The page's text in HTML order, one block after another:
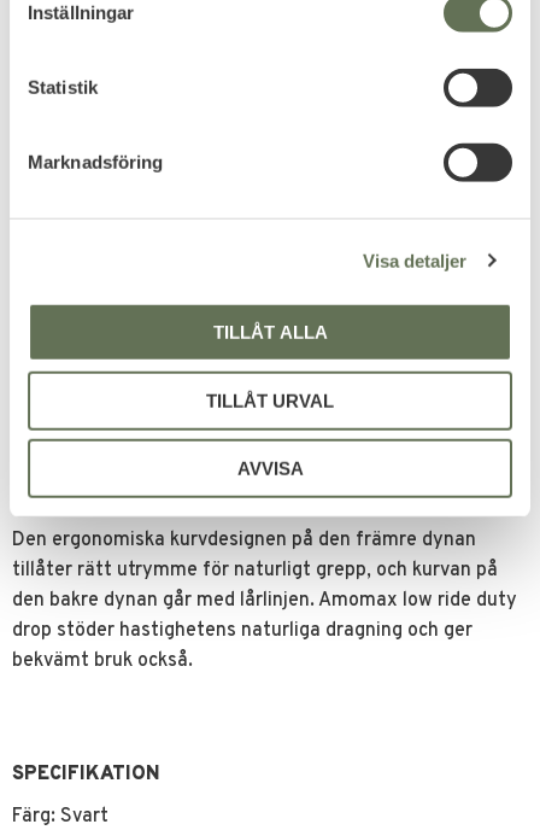
Inställningar
Statistik
Marknadsföring
Visa detaljer
TILLÅT ALLA
TILLÅT URVAL
AVVISA
Ergonomisk design
Den ergonomiska kurvdesignen på den främre dynan
tillåter rätt utrymme för naturligt grepp, och kurvan på
den bakre dynan går med lårlinjen. Amomax low ride duty
drop stöder hastighetens naturliga dragning och ger
bekvämt bruk också.
SPECIFIKATION
Färg: Svart